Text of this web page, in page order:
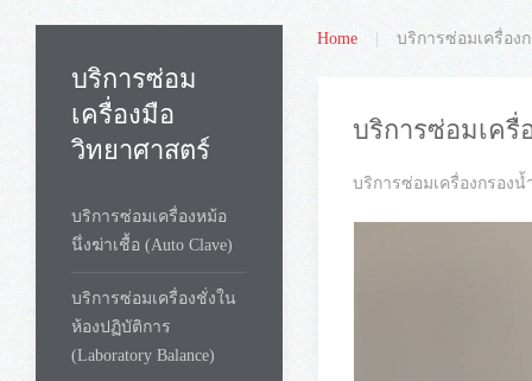
Home บริการซ่อมเครื่อง
บริการซ่อมเครื่
บริการซ่อมเครื่องกรองน้
บริการซ่อม
เครื่องมือ
วิทยาศาสตร์
บริการซ่อมเครื่องหม้อ
นึ่งฆ่าเชื้อ (Auto Clave)
บริการซ่อมเครื่องชั่งใน
ห้องปฏิบัติการ
(Laboratory Balance)